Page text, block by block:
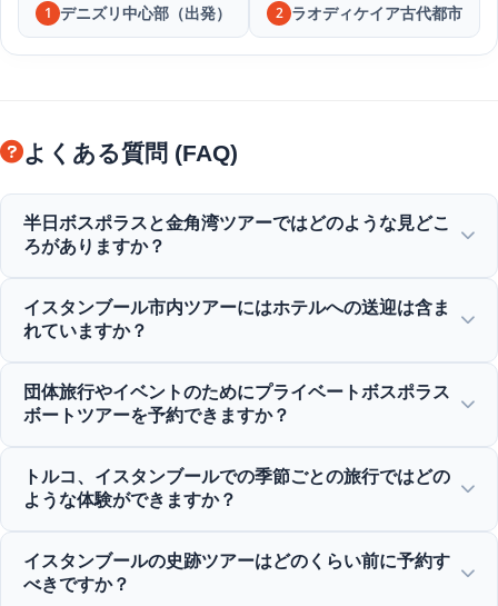
1 デニズリ中心部（出発） 2 ラオディケイア古代都市
よくある質問 (FAQ)
半日ボスポラスと金角湾ツアーではどのような見どこ
ろがありますか？
モスク、ルメリ要塞、そして優雅なオスマン帝国の別荘の素
晴らしい景色をお楽しみいただけます。
イスタンブール市内ツアーにはホテルへの送迎は含ま
れていますか？
中心部にあるホテルへの便利な送迎サービスを提供していま
す。
団体旅行やイベントのためにプライベートボスポラス
ボートツアーを予約できますか？
ター、企業イベント、プライベートボスポラスクルーズディ
ナーを提供し、団体旅行の管理を専門としています。
トルコ、イスタンブールでの季節ごとの旅行ではどの
ような体験ができますか？
のクルーズ、歴史的な冬の旅行、豊かなグルメツアーまで、
年間を通じて素晴らしい魅力を提供しています。
イスタンブールの史跡ツアーはどのくらい前に予約す
べきですか？